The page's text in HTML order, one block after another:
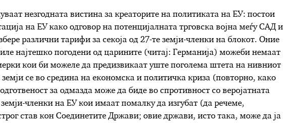
незгодната вистина за креаторите на политиката на ЕУ: постои
на ЕУ како одговор на потенцијалната трговска војна меѓу САД и
различни тарифи за секоја од 27-те земји-членки на блокот. Оние
најтешко погодени од царините (читај: Германија) можеби немаат
кои би можеле да предизвикаат уште поголема штета на нивниот
земји се во средина на економска и политичка криза (повторно, како
за одмазда може да биде во спротивност со веројатната
земји-членки на ЕУ кои имаат помалку да изгубат (да речеме,
став кон Соединетите Држави; овие држави, исто така, може да ја